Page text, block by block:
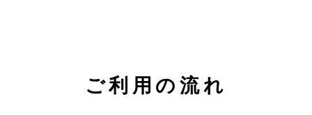
ご利用の流れ